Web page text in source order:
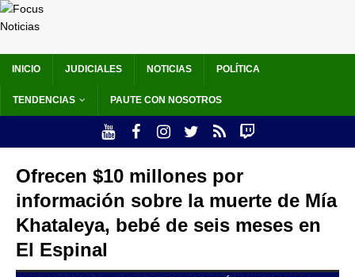
INICIO JUDICIALES NOTICIAS POLÍTICA
TENDENCIAS PAUTE CON NOSOTROS
Ofrecen $10 millones por
información sobre la muerte de Mía
Khataleya, bebé de seis meses en
El Espinal